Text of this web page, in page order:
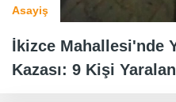
Asayiş
İkizce Mahallesi'nde
Kazası: 9 Kişi